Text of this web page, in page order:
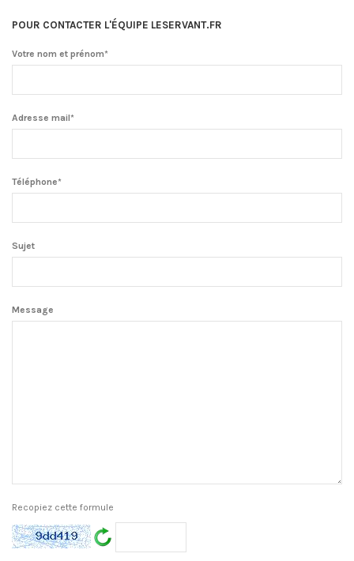
POUR CONTACTER L'ÉQUIPE LESERVANT.FR
Votre nom et prénom*
Adresse mail*
Téléphone*
Sujet
Message
Recopiez cette formule